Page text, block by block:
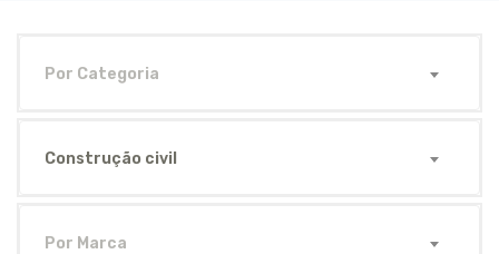
Por Categoria
Construção civil
Por Marca